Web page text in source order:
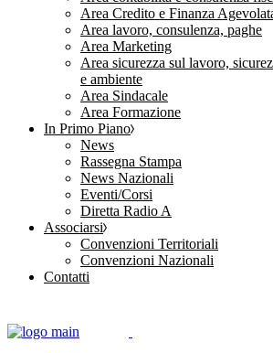
Area Credito e Finanza
Area lavoro, consulenza, paghe
Area Marketing
Area sicurezza sul lavoro,
e ambiente
Area Sindacale
Area Formazione
In Primo Piano
News
Rassegna Stampa
News Nazionali
Eventi/Corsi
Diretta Radio A
Associarsi
Convenzioni Territoriali
Convenzioni Nazionali
Contatti